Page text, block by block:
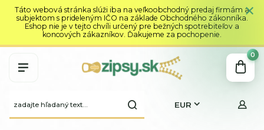
Táto webová stránka slúži iba na veľkoobchodný predaj firmám a
subjektom s prideleným IČO na základe Obchodného zákonníka.
Eshop nie je v tejto chvíli určený pre bežných spotrebiteľov a
koncových zákazníkov. Ďakujeme za pochopenie.
EUR
0